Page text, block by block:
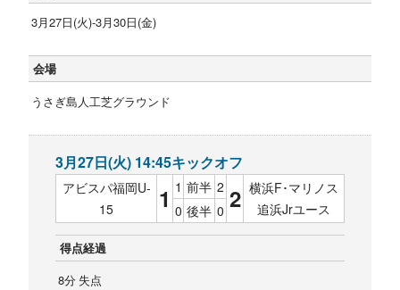
3月27日(火)-3月30日(金)
会場
うさぎ島人工芝グラウンド
3月27日(火) 14:45キックオフ
アビスパ福岡U-
15
1 1 前半 2 2 横浜F･マリノス
追浜Jrユース
0 後半 0
得点経過
8分 失点